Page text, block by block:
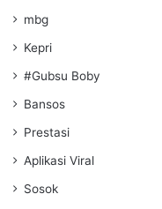
mbg
Kepri
#Gubsu Boby
Bansos
Prestasi
Aplikasi Viral
Sosok